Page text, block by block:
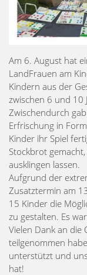
Am 6. August hat
LandFrauen am
Kindern aus der
zwischen 6 und 10
Zwischendurch
Erfrischung in
Kinder ihr Spiel
Stockbrot
ausklingen lassen.
Aufgrund der
Zusatztermin am
15 Kinder die
zu gestalten. Es
Vielen Dank an die
teilgenommen
unterstützt und
hat!